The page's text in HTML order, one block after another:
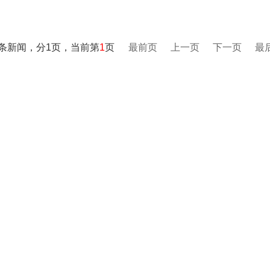
新闻，分1页，当前第1页 最前页 上一页 下一页 最